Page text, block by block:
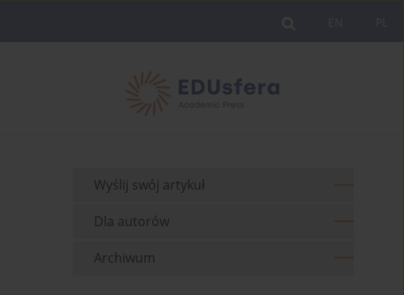
Wyślij swój artykuł
Dla autorów
Archiwum